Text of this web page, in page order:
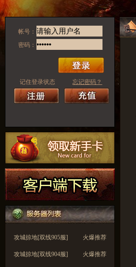
帐号：
密码：
记住登录状态 忘记密码？
攻城掠地[双线905服] 火爆推荐
攻城掠地[双线904服] 火爆推荐